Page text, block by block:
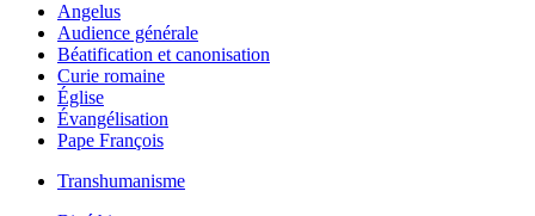
Angelus
Audience générale
Béatification et canonisation
Curie romaine
Église
Évangélisation
Pape François
Transhumanisme